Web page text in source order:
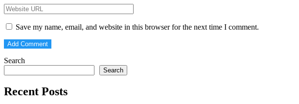
Save my name, email, and website in this browser for the next time I comment.
Search
Search
Recent Posts